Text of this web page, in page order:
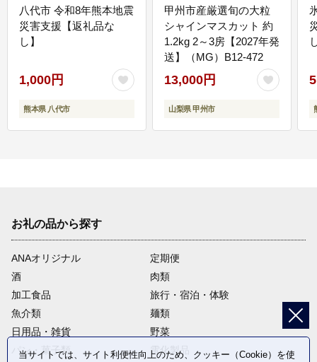
八代市 令和8年熊本地震
災害支援【返礼品な
し】
1,000円
熊本県 八代市
甲州市産厳選旬の大粒
シャインマスカット 約
1.2kg 2～3房【2027年発
送】（MG）B12-472
13,000円
山梨県 甲州市
お礼の品から探す
ANAオリジナル
定期便
酒
肉類
加工食品
旅行・宿泊・体験
魚介類
麺類
日用品・雑貨
野菜
パン・菓子類
電化製品
当サイトでは、サイト利便性向上のため、クッキー（Cookie）を使